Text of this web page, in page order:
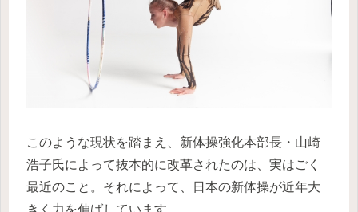
このような現状を踏まえ、新体操強化本部長・山崎
浩子氏によって抜本的に改革されたのは、実はごく
最近のこと。それによって、日本の新体操が近年大